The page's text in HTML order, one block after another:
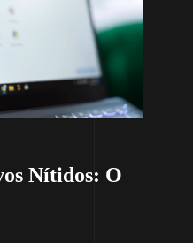
Nítidos: O